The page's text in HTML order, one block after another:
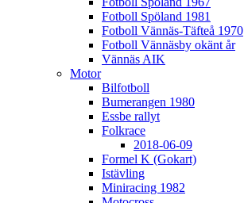
Fotboll Spöland 1981
Fotboll Vännäs-Täfteå 1970
Fotboll Vännäsby okänt år
Vännäs AIK
Motor
Bilfotboll
Bumerangen 1980
Essbe rallyt
Folkrace
2018-06-09
Formel K (Gokart)
Istävling
Miniracing 1982